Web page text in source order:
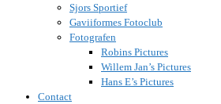
Sjors Sportief
Gaviiformes Fotoclub
Fotografen
Robins Pictures
Willem Jan’s Pictures
Hans E’s Pictures
Contact